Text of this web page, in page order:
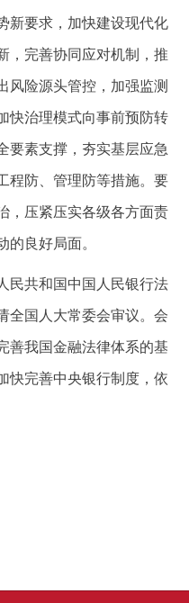
新要求，加快建设现代化
，完善协同应对机制，推
风险源头管控，加强监测
快治理模式向事前预防转
要素支撑，夯实基层应急
程防、管理防等措施。要
，压紧压实各级各方面责
的良好局面。
民共和国中国人民银行法
全国人大常委会审议。会
善我国金融法律体系的基
快完善中央银行制度，依